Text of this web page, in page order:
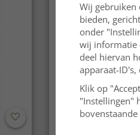
Wij gebruiken
bieden,
onder
wij informatie
deel hiervan
apparaat-ID's,
Klik op
"Instellingen"